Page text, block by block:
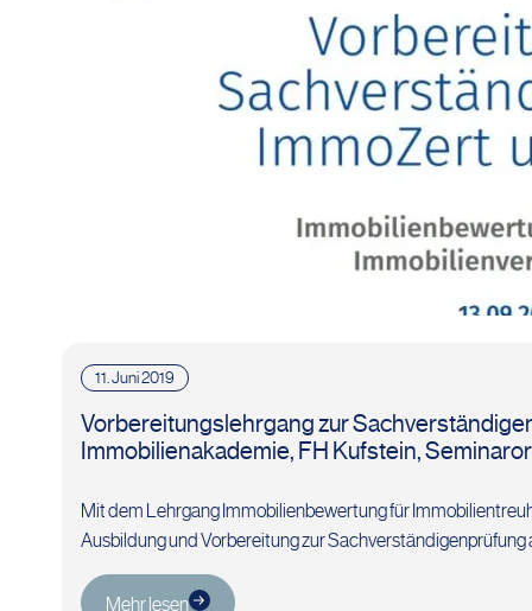
11. Juni 2019
Vorbereitungslehrgang zur
Immobilienakademie, FH Kufstein,
Mit dem Lehrgang Immobilienbewertung für
Ausbildung und Vorbereitung zur Sachverständigenprüfung
Mehr lesen